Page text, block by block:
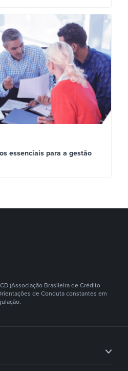
essenciais para a gestão
(Associação Brasileira de Crédito
de Conduta constantes em